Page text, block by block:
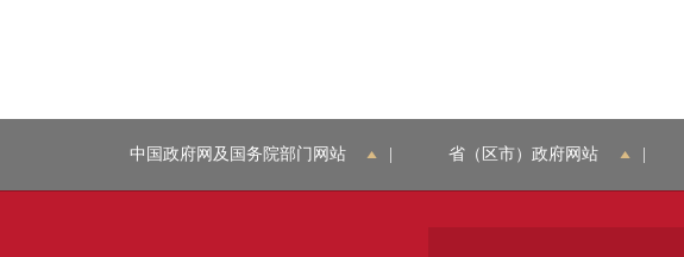
中国政府网及国务院部门网站 省（区市）政府网站